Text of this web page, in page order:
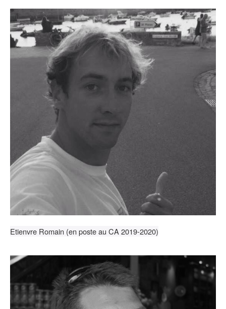
Etienvre Romain (en poste au CA 2019-2020)